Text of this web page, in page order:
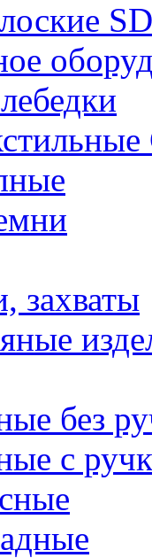
захваты
без
с